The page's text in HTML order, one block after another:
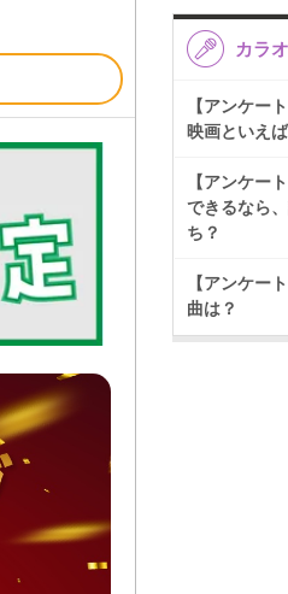
カラ
【アンケー
映画といえ
【アンケー
できるなら
ち？
【アンケー
曲は？